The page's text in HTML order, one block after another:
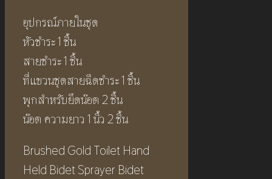
อุปกรณ์ภายในชุด
หัวชำระ 1 ชิ้น
สายชำระ 1 ชิ้น
ที่แขวนชุดสายฉีดชำระ 1 ชิ้น
พุกสำหรับยึดน๊อต 2 ชิ้น
น๊อต ความยาว 1 นิ้ว 2 ชิ้น
Brushed Gold Toilet Hand
Held Bidet Sprayer Bidet